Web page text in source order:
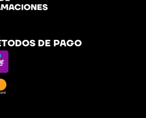
DE PAGO